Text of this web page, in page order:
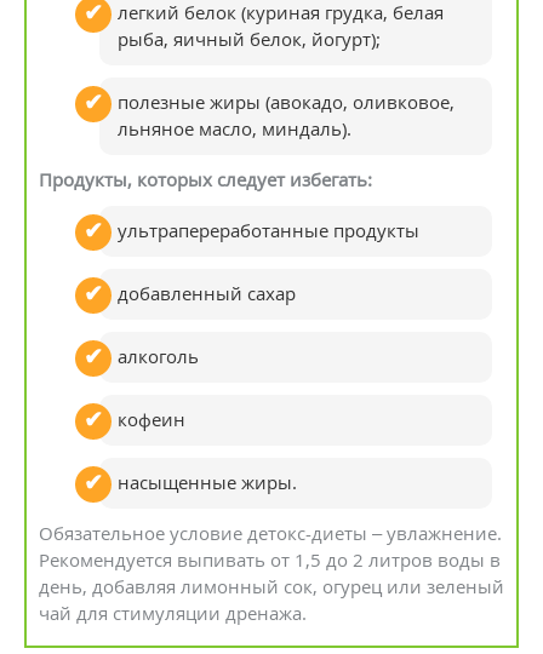
легкий белок (куриная грудка, белая
рыба, яичный белок, йогурт);
полезные жиры (авокадо, оливковое,
льняное масло, миндаль).
Продукты, которых следует избегать:
ультрапереработанные продукты
добавленный сахар
алкоголь
кофеин
насыщенные жиры.
Обязательное условие детокс-диеты – увлажнение.
Рекомендуется выпивать от 1,5 до 2 литров воды в
день, добавляя лимонный сок, огурец или зеленый
чай для стимуляции дренажа.